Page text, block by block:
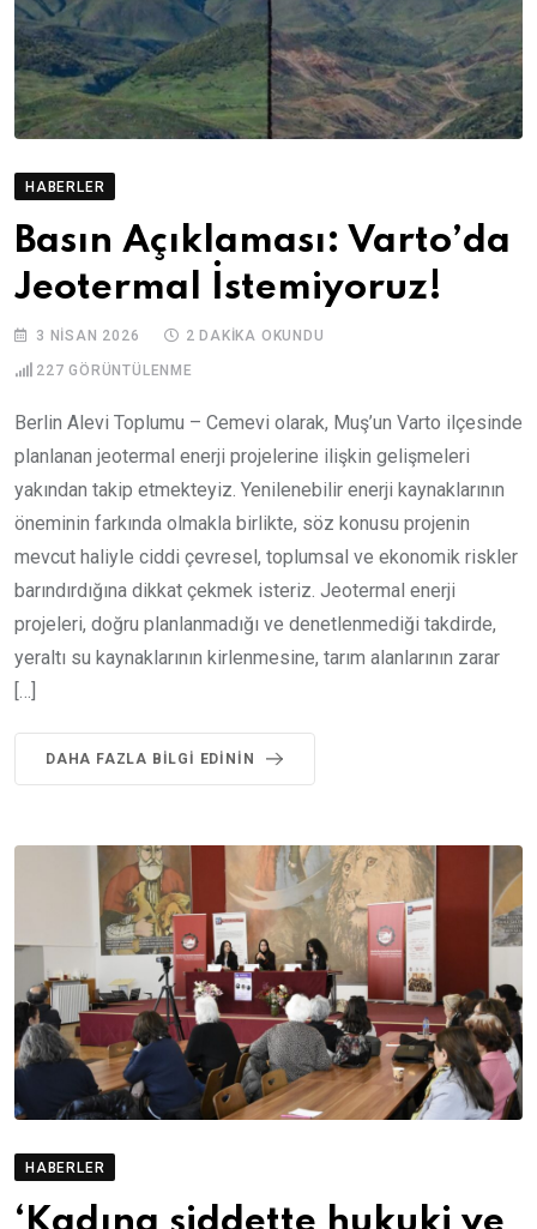
HABERLER
Basın Açıklaması: Varto’da
Jeotermal İstemiyoruz!
3 NISAN 2026 2 DAKIKA OKUNDU
227 GÖRÜNTÜLENME
Berlin Alevi Toplumu – Cemevi olarak, Muş’un Varto ilçesinde
planlanan jeotermal enerji projelerine ilişkin gelişmeleri
yakından takip etmekteyiz. Yenilenebilir enerji kaynaklarının
öneminin farkında olmakla birlikte, söz konusu projenin
mevcut haliyle ciddi çevresel, toplumsal ve ekonomik riskler
barındırdığına dikkat çekmek isteriz. Jeotermal enerji
projeleri, doğru planlanmadığı ve denetlenmediği takdirde,
yeraltı su kaynaklarının kirlenmesine, tarım alanlarının zarar
[…]
DAHA FAZLA BILGI EDININ
HABERLER